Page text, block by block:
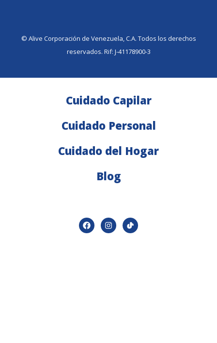
©️ Alive Corporación de Venezuela, C.A. Todos los derechos
reservados. Rif: J-41178900-3
Cuidado Capilar
Cuidado Personal
Cuidado del Hogar
Blog